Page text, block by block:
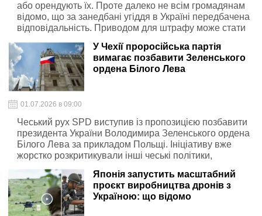
або орендують їх. Проте далеко не всім громадянам
відомо, що за занедбані угіддя в Україні передбачена
відповідальність. Приводом для штрафу може стати
стягнень сягає 1700 грнУ Чехії проросійська партія
вимагає позбавити Зеленського
ордена Білого Лева
01.07.2026 в 09:00
Чеський рух SPD виступив із пропозицією позбавити
президента України Володимира Зеленського ордена
Білого Лева за прикладом Польщі. Ініціативу вже
жорстко розкритикували інші чеські політики,
назвавши її боягузтвом та роботою на Москву.
Водночас у канцелярії чеського президента пояснили,
що законних повноважень відібрати нагороду без
рішення суду немає.
Японія запустить масштабний
проєкт виробництва дронів з
Україною: що відомо